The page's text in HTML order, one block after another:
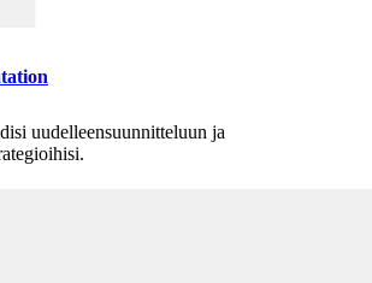
uudelleensuunnitteluun ja